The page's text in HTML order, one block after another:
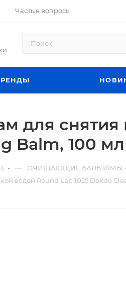
Частые вопросы
для снятия
Balm, 100 мл
— ОЧИЩАЮЩИЕ БАЛЬЗАМЫ
водой Round Lab 1025 Dokdo